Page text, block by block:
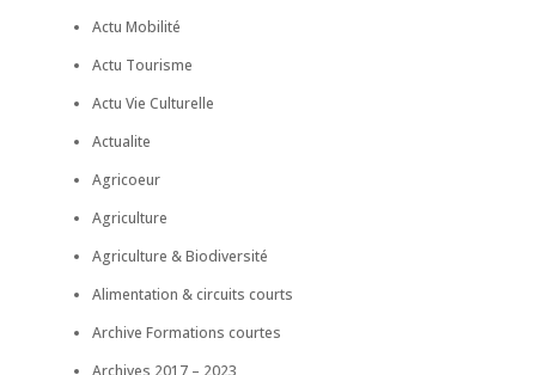
Actu Mobilité
Actu Tourisme
Actu Vie Culturelle
Actualite
Agricoeur
Agriculture
Agriculture & Biodiversité
Alimentation & circuits courts
Archive Formations courtes
Archives 2017 – 2023